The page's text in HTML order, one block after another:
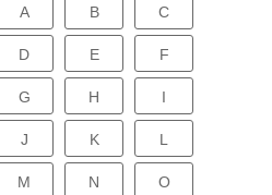
A B C
D E F
G H I
J K L
M N O